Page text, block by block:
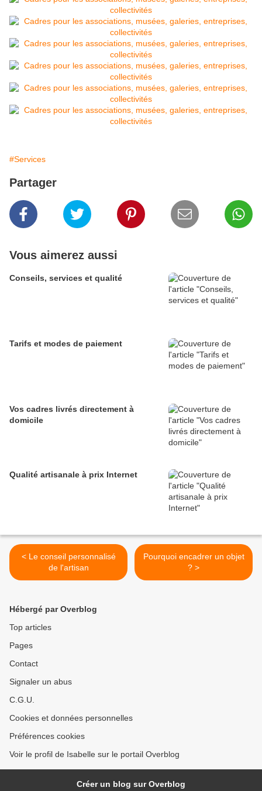
#Services
Partager
Vous aimerez aussi
Conseils, services et qualité
Tarifs et modes de paiement
Vos cadres livrés directement à
domicile
Qualité artisanale à prix Internet
< Le conseil personnalisé
de l'artisan
Pourquoi encadrer un objet
? >
Hébergé par Overblog
Top articles
Pages
Contact
Signaler un abus
C.G.U.
Cookies et données personnelles
Préférences cookies
Voir le profil de Isabelle sur le portail Overblog
Créer un blog sur Overblog